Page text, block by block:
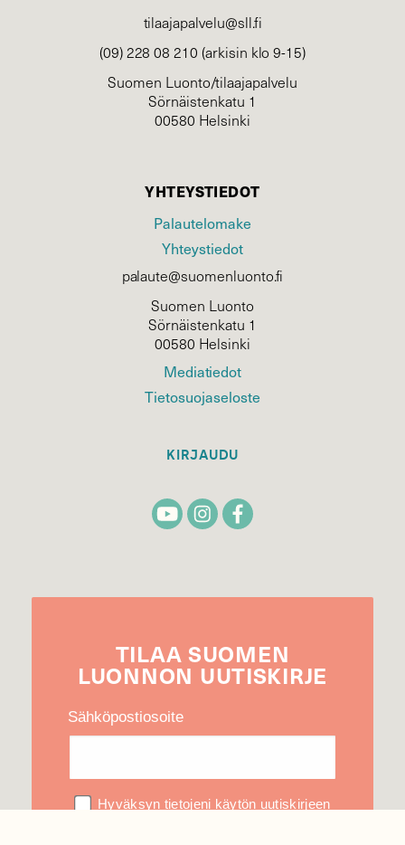
tilaajapalvelu@sll.fi
(09) 228 08 210 (arkisin klo 9-15)
Suomen Luonto/tilaajapalvelu
Sörnäistenkatu 1
00580 Helsinki
YHTEYSTIEDOT
Palautelomake
Yhteystiedot
palaute@suomenluonto.fi
Suomen Luonto
Sörnäistenkatu 1
00580 Helsinki
Mediatiedot
Tietosuojaseloste
KIRJAUDU
TILAA SUOMEN
LUONNON UUTIS­KIRJE
Sähköpostiosoite
Hyväksyn tietojeni käytön uutiskirjeen